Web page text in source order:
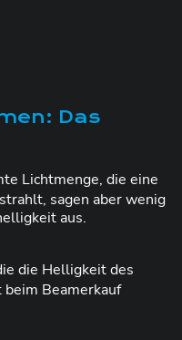
Das
Lichtmenge, die eine
sagen aber wenig
aus.
die Helligkeit des
Beamerkauf